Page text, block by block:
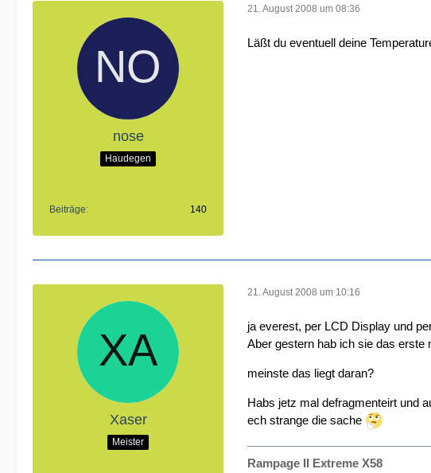
nose
Haudegen
Beiträge 140
21. August 2008 um 08:36
Läßt du eventuell deine
Xaser
Meister
21. August 2008 um 10:16
ja everest, per LCD Display und
Aber gestern hab ich sie das erste
meinste das liegt daran?
Habs jetz mal defragmenteirt und
ech strange die sache
Rampage II Extreme X58